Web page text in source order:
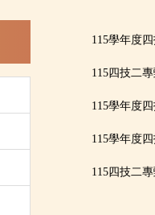
115學年度
115四技二
115學年度
115學年度
115四技二